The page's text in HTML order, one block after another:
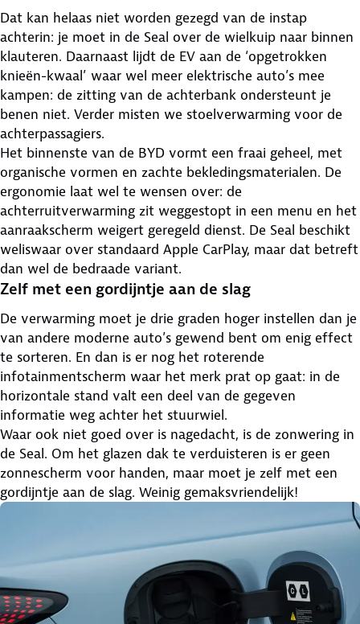
Dat kan helaas niet worden gezegd van de instap
achterin: je moet in de Seal over de wielkuip naar binnen
klauteren. Daarnaast lijdt de EV aan de ‘opgetrokken
knieën-kwaal’ waar wel meer elektrische auto’s mee
kampen: de zitting van de achterbank ondersteunt je
benen niet. Verder misten we stoelverwarming voor de
achterpassagiers.
Het binnenste van de BYD vormt een fraai geheel, met
organische vormen en zachte bekledingsmaterialen. De
ergonomie laat wel te wensen over: de
achterruitverwarming zit weggestopt in een menu en het
aanraakscherm weigert geregeld dienst. De Seal beschikt
weliswaar over standaard Apple CarPlay, maar dat betreft
dan wel de bedraade variant.
Zelf met een gordijntje aan de slag
De verwarming moet je drie graden hoger instellen dan je
van andere moderne auto’s gewend bent om enig effect
te sorteren. En dan is er nog het roterende
infotainmentscherm waar het merk prat op gaat: in de
horizontale stand valt een deel van de gegeven
informatie weg achter het stuurwiel.
Waar ook niet goed over is nagedacht, is de zonwering in
de Seal. Om het glazen dak te verduisteren is er geen
zonnescherm voor handen, maar moet je zelf met een
gordijntje aan de slag. Weinig gemaksvriendelijk!